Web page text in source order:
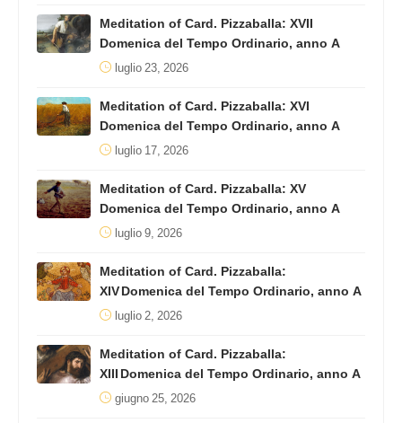
Meditation of Card. Pizzaballa: XVII
Domenica del Tempo Ordinario, anno A
luglio 23, 2026
Meditation of Card. Pizzaballa: XVI
Domenica del Tempo Ordinario, anno A
luglio 17, 2026
Meditation of Card. Pizzaballa: XV
Domenica del Tempo Ordinario, anno A
luglio 9, 2026
Meditation of Card. Pizzaballa:
XIV Domenica del Tempo Ordinario, anno A
luglio 2, 2026
Meditation of Card. Pizzaballa:
XIII Domenica del Tempo Ordinario, anno A
giugno 25, 2026